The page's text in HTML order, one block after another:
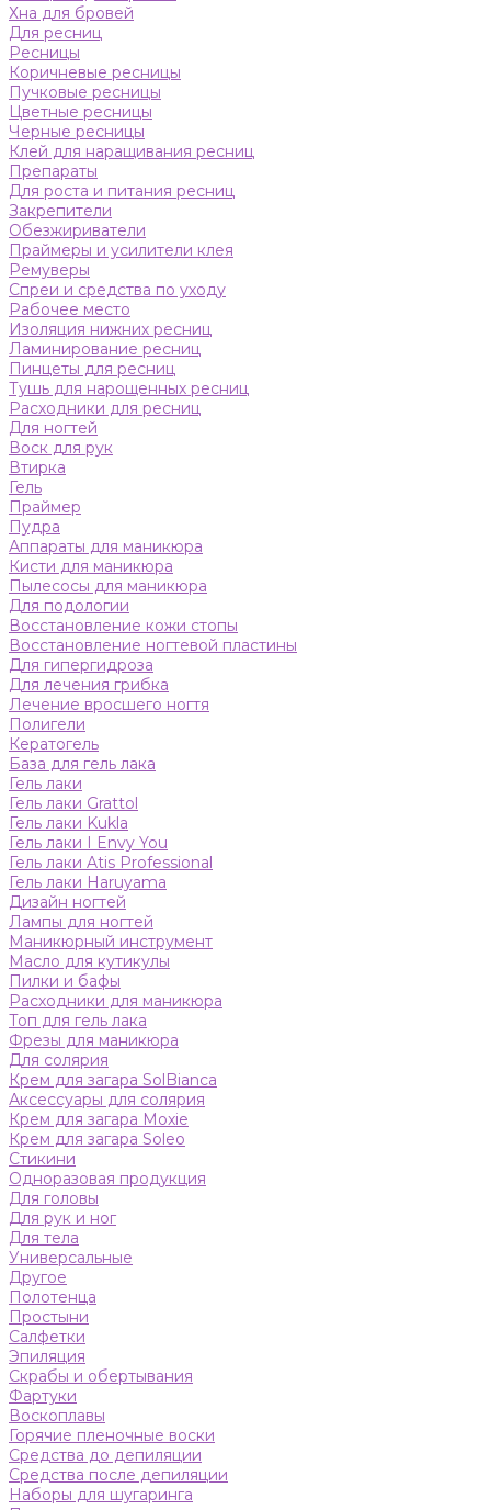
Хна для бровей
Для ресниц
Ресницы
Коричневые ресницы
Пучковые ресницы
Цветные ресницы
Черные ресницы
Клей для наращивания ресниц
Препараты
Для роста и питания ресниц
Закрепители
Обезжириватели
Праймеры и усилители клея
Ремуверы
Спреи и средства по уходу
Рабочее место
Изоляция нижних ресниц
Ламинирование ресниц
Пинцеты для ресниц
Тушь для нарощенных ресниц
Расходники для ресниц
Для ногтей
Воск для рук
Втирка
Гель
Праймер
Пудра
Аппараты для маникюра
Кисти для маникюра
Пылесосы для маникюра
Для подологии
Восстановление кожи стопы
Восстановление ногтевой пластины
Для гипергидроза
Для лечения грибка
Лечение вросшего ногтя
Полигели
Кератогель
База для гель лака
Гель лаки
Гель лаки Grattol
Гель лаки Kukla
Гель лаки I Envy You
Гель лаки Atis Professional
Гель лаки Haruyama
Дизайн ногтей
Лампы для ногтей
Маникюрный инструмент
Масло для кутикулы
Пилки и бафы
Расходники для маникюра
Топ для гель лака
Фрезы для маникюра
Для солярия
Крем для загара SolBianca
Аксессуары для солярия
Крем для загара Moxie
Крем для загара Soleo
Стикини
Одноразовая продукция
Для головы
Для рук и ног
Для тела
Универсальные
Другое
Полотенца
Простыни
Салфетки
Эпиляция
Скрабы и обертывания
Фартуки
Воскоплавы
Горячие пленочные воски
Средства до депиляции
Средства после депиляции
Наборы для шугаринга